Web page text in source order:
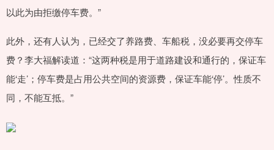
以此为由拒缴停车费。”
此外，还有人认为，已经交了养路费、车船税，没必要再交停车
费？李大福解读道：“这两种税是用于道路建设和通行的，保证车
能‘走’；停车费是占用公共空间的资源费，保证车能‘停’。性质不
同，不能互抵。”